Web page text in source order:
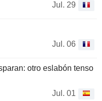
Jul. 29
Jul. 06
otro eslabón tenso
Jul. 01